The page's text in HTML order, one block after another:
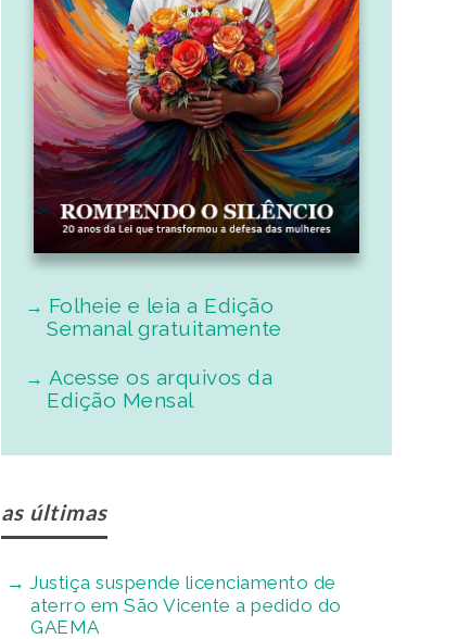
Folheie e leia a Edição
Semanal gratuitamente
Acesse os arquivos da
Edição Mensal
as últimas
Justiça suspende licenciamento de
aterro em São Vicente a pedido do
GAEMA